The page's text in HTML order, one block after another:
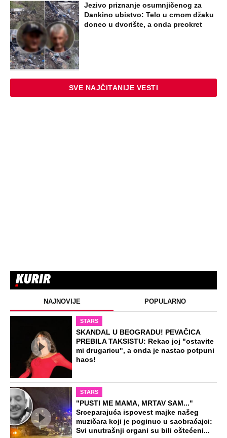
Jezivo priznanje osumnjičenog za
Dankino ubistvo: Telo u crnom džaku
doneo u dvorište, a onda preokret
SVE NAJČITANIJE VESTI
NAJNOVIJE POPULARNO
STARS
SKANDAL U BEOGRADU! PEVAČICA
PREBILA TAKSISTU: Rekao joj "ostavite
mi drugaricu", a onda je nastao potpuni
haos!
STARS
"PUSTI ME MAMA, MRTAV SAM..."
Srceparajuća ispovest majke našeg
muzičara koji je poginuo u saobraćajci:
Svi unutrašnji organi su bili oštećeni...